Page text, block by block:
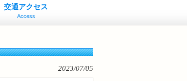
交通アクセス
Access
2023/07/05